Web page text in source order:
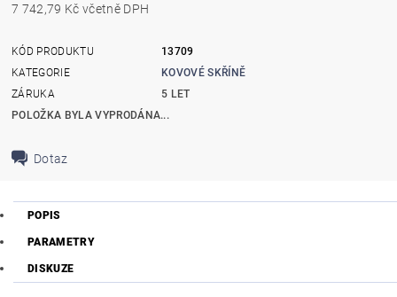
7 742,79 Kč včetně DPH
KÓD PRODUKTU
13709
KATEGORIE
KOVOVÉ SKŘÍNĚ
ZÁRUKA
5 LET
POLOŽKA BYLA VYPRODÁNA...
Dotaz
POPIS
PARAMETRY
DISKUZE